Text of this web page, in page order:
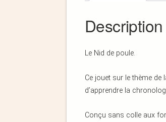
Description
Le Nid de poule.
Ce jouet sur le thème de
d’apprendre la
Conçu sans colle aux